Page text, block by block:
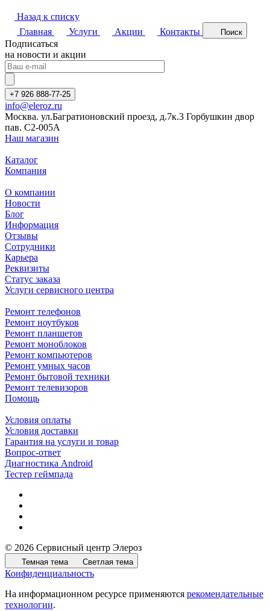
Назад к списку
Главная
Услуги Акции Контакты Поиск
Подписаться
на новости и акции
+7 926 888-77-25
info@eleroz.ru
Москва. ул.Багратионовский проезд, д.7к.3 Горбушкин двор
пав. C2-005A
Наш магазин
Каталог
Компания
О компании
Новости
Блог
Информация
Отзывы
Сотрудники
Карьера
Реквизиты
Статус заказа
Услуги сервисного центра
Ремонт телефонов
Ремонт ноутбуков
Ремонт планшетов
Ремонт моноблоков
Ремонт компьютеров
Ремонт умных часов
Ремонт бытовой техники
Ремонт телевизоров
Помощь
Условия оплаты
Условия доставки
Гарантия на услуги и товар
Вопрос-ответ
Диагностика Android
Тестер геймпада
© 2026 Сервисный центр Элероз
Темная тема Светлая тема
Конфиденциальность
На информационном ресурсе применяются рекомендательные
технологии.